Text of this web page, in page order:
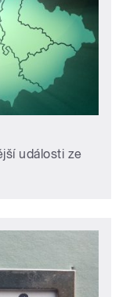
události ze